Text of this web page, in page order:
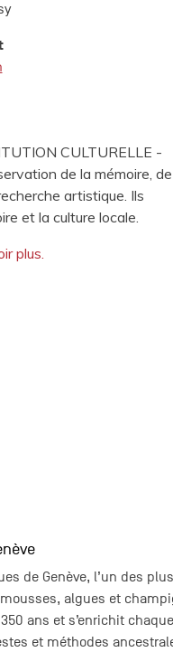
CULTURELLE -
de la mémoire, de
artistique. Ils
et la culture locale.
plus.
de Genève, l’un des
algues et
ans et s’enrichit
et méthodes